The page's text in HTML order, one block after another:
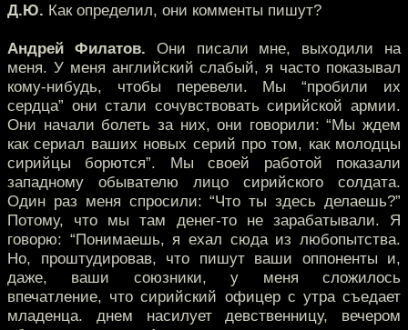
Д.Ю. Как определил, они комменты пишут?
Андрей Филатов. Они писали мне, выходили на
меня. У меня английский слабый, я часто показывал
кому-нибудь, чтобы перевели. Мы “пробили их
сердца” они стали сочувствовать сирийской армии.
Они начали болеть за них, они говорили: “Мы ждем
как сериал ваших новых серий про том, как молодцы
сирийцы борются”. Мы своей работой показали
западному обывателю лицо сирийского солдата.
Один раз меня спросили: “Что ты здесь делаешь?”
Потому, что мы там денег-то не зарабатывали. Я
говорю: “Понимаешь, я ехал сюда из любопытства.
Но, проштудировав, что пишут ваши оппоненты и,
даже, ваши союзники, у меня сложилось
впечатление, что сирийский офицер с утра съедает
младенца. днем насилует девственницу, вечером